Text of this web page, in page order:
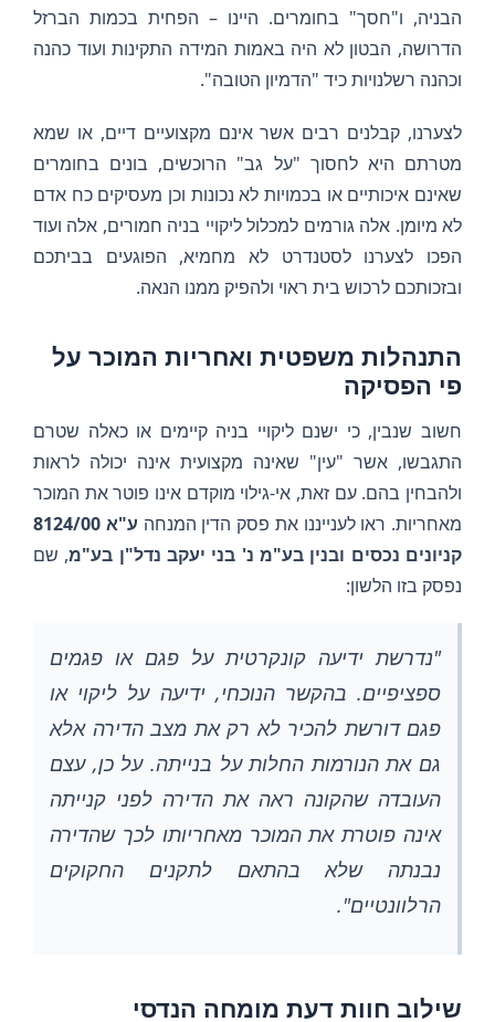
הבניה, ו"חסך" בחומרים. היינו – הפחית בכמות הברזל
הדרושה, הבטון לא היה באמות המידה התקינות ועוד כהנה
וכהנה רשלנויות כיד "הדמיון הטובה".
לצערנו, קבלנים רבים אשר אינם מקצועיים דיים, או שמא
מטרתם היא לחסוך "על גב" הרוכשים, בונים בחומרים
שאינם איכותיים או בכמויות לא נכונות וכן מעסיקים כח אדם
לא מיומן. אלה גורמים למכלול ליקויי בניה חמורים, אלה ועוד
הפכו לצערנו לסטנדרט לא מחמיא, הפוגעים בביתכם
ובזכותכם לרכוש בית ראוי ולהפיק ממנו הנאה.
התנהלות משפטית ואחריות המוכר על
פי הפסיקה
חשוב שנבין, כי ישנם ליקויי בניה קיימים או כאלה שטרם
התגבשו, אשר "עין" שאינה מקצועית אינה יכולה לראות
ולהבחין בהם. עם זאת, אי-גילוי מוקדם אינו פוטר את המוכר
מאחריות. ראו לענייננו את פסק הדין המנחה
ע"א 8124/00
קניונים נכסים ובנין בע"מ נ' בני יעקב נדל"ן בע"מ, שם
נפסק בזו הלשון:
"נדרשת ידיעה קונקרטית על פגם או פגמים
ספציפיים. בהקשר הנוכחי, ידיעה על ליקוי או
פגם דורשת להכיר לא רק את מצב הדירה אלא
גם את הנורמות החלות על בנייתה. על כן, עצם
העובדה שהקונה ראה את הדירה לפני קנייתה
אינה פוטרת את המוכר מאחריותו לכך שהדירה
נבנתה שלא בהתאם לתקנים החקוקים
הרלוונטיים".
שילוב חוות דעת מומחה הנדסי